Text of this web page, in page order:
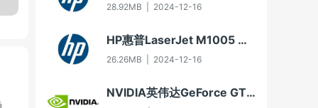
28.92MB 2024-12-16
HP惠普LaserJet M1005 MFP多功能一体机即插即用驱动20070326版For Vista
26.26MB 2024-12-16
NVIDIA英伟达GeForce GTX 650显卡驱动For Win10-64